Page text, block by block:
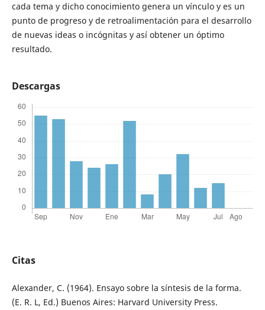
cada tema y dicho conocimiento genera un vínculo y es un
punto de progreso y de retroalimentación para el desarrollo
de nuevas ideas o incógnitas y así obtener un óptimo
resultado.
Descargas
Citas
Alexander, C. (1964). Ensayo sobre la síntesis de la forma.
(E. R. L, Ed.) Buenos Aires: Harvard University Press.